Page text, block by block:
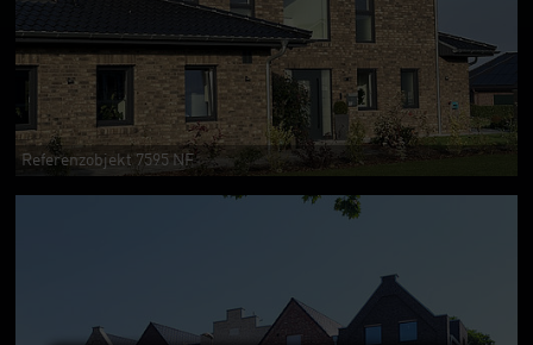
Referenzobjekt 7595 NF